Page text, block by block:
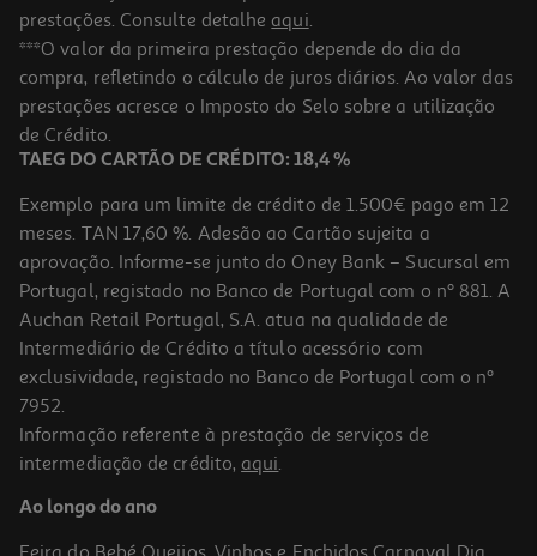
Livro Assassinato Na Livraria Sue Minix
17.91 €/un
19,90 € PVP de editor
17,91 €
-10%
Livro O Terceiro Gémeo Ken Follett
19.71 €/un
PVP de editor
prestações. Consulte detalhe aqui.
***O valor da primeira prestação depende do dia da
compra, refletindo o cálculo de juros diários. Ao valor das
prestações acresce o Imposto do Selo sobre a utilização
de Crédito.
TAEG DO CARTÃO DE CRÉDITO: 18,4 %
Exemplo para um limite de crédito de 1.500€ pago em 12
meses. TAN 17,60 %. Adesão ao Cartão sujeita a
aprovação. Informe-se junto do Oney Bank – Sucursal em
Portugal, registado no Banco de Portugal com o nº 881. A
Auchan Retail Portugal, S.A. atua na qualidade de
Intermediário de Crédito a título acessório com
exclusividade, registado no Banco de Portugal com o nº
7952.
Informação referente à prestação de serviços de
intermediação de crédito, aqui.
Ao longo do ano